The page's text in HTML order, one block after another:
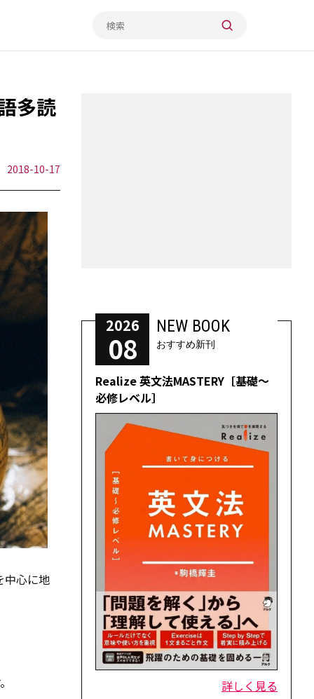
多読
2018-10-17
中心に地
2026
08
NEW BOOK
おすすめ新刊
Realize 英文法MASTERY［基礎～
必修レベル］
詳しく見る